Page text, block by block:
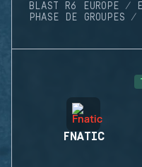
BLAST R6 EUROPE
PHASE DE GROUPES
FNATIC